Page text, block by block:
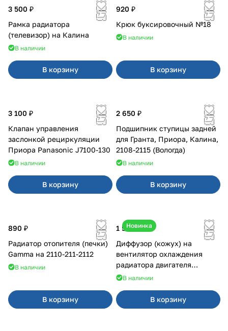
3 500 ₽
Рамка радиатора
(телевизор) на Калина
В наличии
В корзину
920 ₽
Крюк буксировочный №18
В наличии
В корзину
3 100 ₽
Клапан управления
заслонкой рециркуляции
Приора Panasonic J7100-130
В наличии
В корзину
2 650 ₽
Подшипник ступицы задней
для Гранта, Приора, Калина,
2108-2115 (Вологда)
В наличии
В корзину
890 ₽
Радиатор отопителя (печки)
Gamma на 2110-211-2112
В наличии
В корзину
Новинка
1 500 ₽
Диффузор (кожух) на
вентилятор охлаждения
радиатора двигателя
Приора 2170 Panasonic
В наличии
В корзину